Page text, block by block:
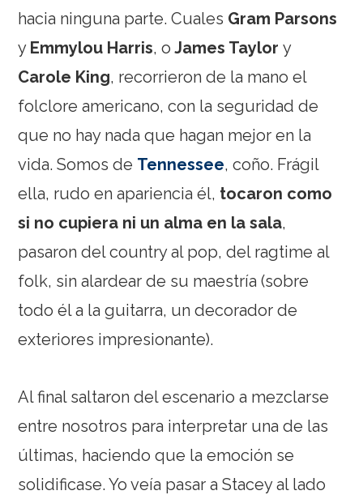
hacia ninguna parte. Cuales Gram Parsons
y Emmylou Harris, o James Taylory
Carole King, recorrieron de la mano el
folclore americano, con la seguridad de
que no hay nada que hagan mejor en la
vida. Somos de Tennessee, coño. Frágil
ella, rudo en apariencia él, tocaron como
si no cupiera ni un alma en la sala,
pasaron del country al pop, del ragtime al
folk, sin alardear de su maestría (sobre
todo él a la guitarra, un decorador de
exteriores impresionante).
Al final saltaron del escenario a mezclarse
entre nosotros para interpretar una de las
últimas, haciendo que la emoción se
solidificase. Yo veía pasar a Stacey al lado